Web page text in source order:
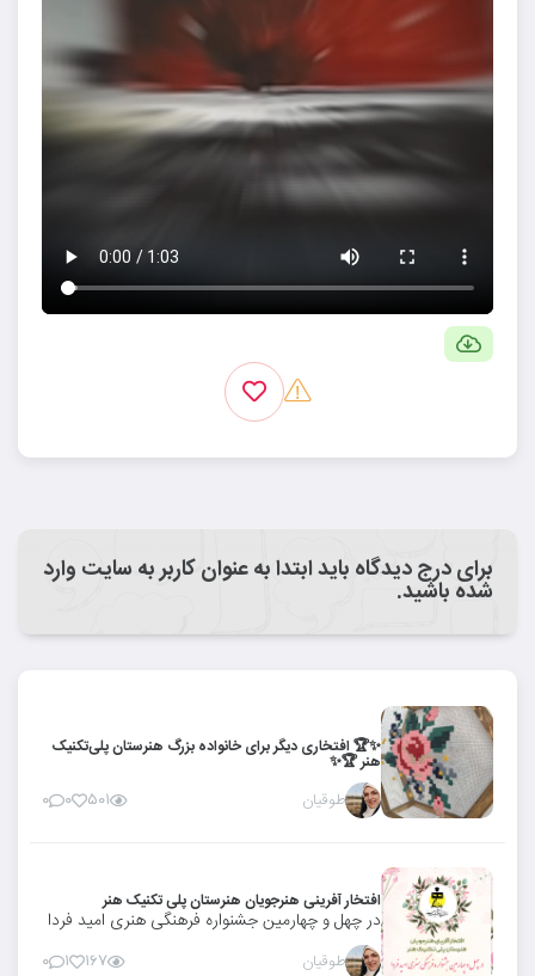
برای درج دیدگاه باید ابتدا به عنوان کاربر به سایت وارد
شده باشید.
✨🏆 افتخاری دیگر برای خانواده بزرگ هنرستان پلی‌تکنیک
هنر 🏆✨
طوقیان ۵۰۱ ۰ ۰
افتخار آفرینی هنرجویان هنرستان پلی تکنیک هنر
در چهل و چهارمین جشنواره فرهنگی هنری امید فردا
طوقیان ۱۶۷ ۱ ۰